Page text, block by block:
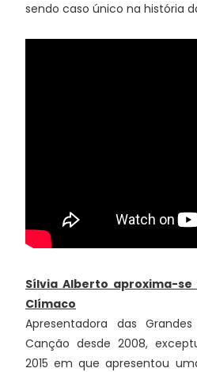
sendo caso único na história
Sílvia Alberto aproxima-
Clímaco
Apresentadora das
Canção desde 2008,
2015 em que apresentou